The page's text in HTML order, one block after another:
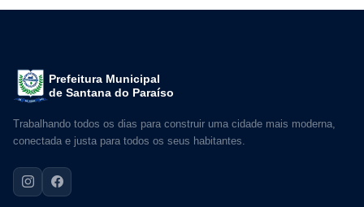
Prefeitura Municipal
de Santana do Paraíso
Trabalhando todos os dias para construir uma cidade mais moderna,
conectada e justa para todos os seus habitantes.